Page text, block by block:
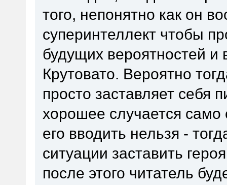
того, непонятно как он
суперинтеллект чтобы
будущих вероятностей
Крутовато. Вероятно
просто заставляет себя
хорошее случается
его вводить нельзя -
ситуации заставить
после этого читатель